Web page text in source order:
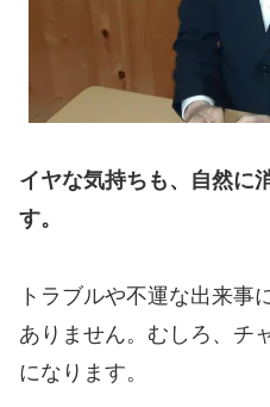
イヤな気持ちも、自然に
す。
トラブルや不運な出来事
ありません。むしろ、チ
になります。